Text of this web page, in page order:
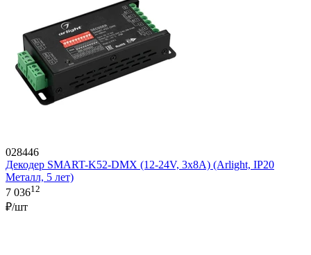
028446
Декодер SMART-K52-DMX (12-24V, 3x8A) (Arlight, IP20
Металл, 5 лет)
7 03612
₽/шт